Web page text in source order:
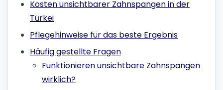
Kosten unsichtbarer Zahnspangen in der
Türkei
Pflegehinweise für das beste Ergebnis
Häufig gestellte Fragen
Funktionieren unsichtbare Zahnspangen
wirklich?